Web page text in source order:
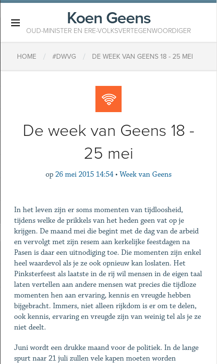
Koen Geens
OUD-MINISTER EN ERE-VOLKSVERTEGENWOORDIGER
HOME / #DWVG / DE WEEK VAN GEENS 18 - 25 MEI
De week van Geens 18 -
25 mei
op 26 mei 2015 14:54 • Week van Geens
In het leven zijn er soms momenten van tijdloosheid,
tijdens welke de prikkels van het heden geen vat op je
krijgen. De maand mei die begint met de dag van de arbeid
en vervolgt met zijn resem aan kerkelijke feestdagen na
Pasen is daar een uitnodiging toe. Die momenten zijn enkel
heel waardevol als je ze ook opnieuw kan loslaten. Het
Pinksterfeest als laatste in de rij wil mensen in de eigen taal
laten vertellen aan andere mensen wat precies die tijdloze
momenten hen aan ervaring, kennis en vreugde hebben
bijgebracht. Immers, niet alleen rijkdom is er om te delen,
ook kennis, ervaring en vreugde zijn van weinig tel als je ze
niet deelt.
Juni wordt een drukke maand voor de politiek. In de lange
spurt naar 21 juli zullen vele kapen moeten worden